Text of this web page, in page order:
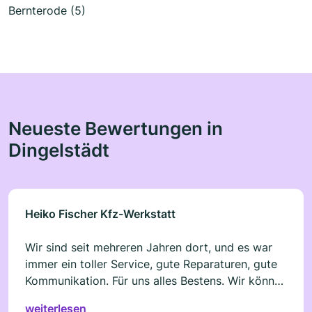
Bernterode (5)
Neueste Bewertungen in
Dingelstädt
Heiko Fischer Kfz-Werkstatt
Wir sind seit mehreren Jahren dort, und es war
immer ein toller Service, gute Reparaturen, gute
Kommunikation. Für uns alles Bestens. Wir können
weiterlesen